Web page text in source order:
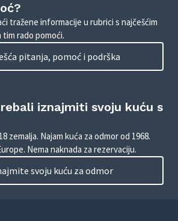
tražene informacije u rubrici s najčešćim
tim rado pomoći.
pitanja, pomoć i podrška
iznajmiti svoju kuću s
zemalja. Najam kuća za odmor od 1968.
Nema naknada za rezervaciju.
svoju kuću za odmor